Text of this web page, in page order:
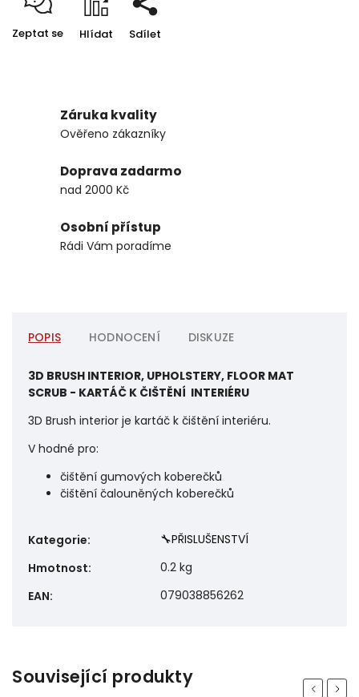
Zeptat se Hlídat Sdílet
Záruka kvality
Ověřeno zákazníky
Doprava zadarmo
nad 2000 Kč
Osobní přístup
Rádi Vám poradíme
POPIS HODNOCENÍ DISKUZE
3D BRUSH INTERIOR, UPHOLSTERY, FLOOR MAT
SCRUB - KARTÁČ K ČIŠTĚNÍ INTERIÉRU
3D Brush interior je kartáč k čištění interiéru.
V hodné pro:
čištění gumových koberečků
čištění čalouněných koberečků
Kategorie:
🔧PŘISLUŠENSTVÍ
Hmotnost:
0.2 kg
EAN: 079038856262
Související produkty Previous
Next